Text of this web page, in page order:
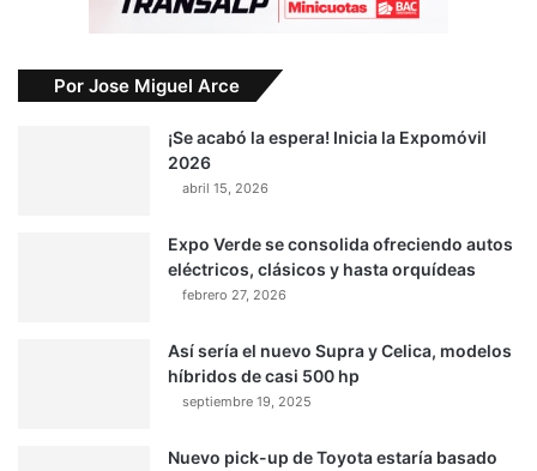
Por Jose Miguel Arce
¡Se acabó la espera! Inicia la Expomóvil
2026
abril 15, 2026
Expo Verde se consolida ofreciendo autos
eléctricos, clásicos y hasta orquídeas
febrero 27, 2026
Así sería el nuevo Supra y Celica, modelos
híbridos de casi 500 hp
septiembre 19, 2025
Nuevo pick-up de Toyota estaría basado